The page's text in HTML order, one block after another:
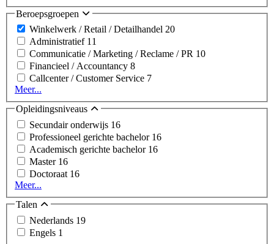
Beroepsgroepen
Winkelwerk / Retail / Detailhandel 20
Administratief 11
Communicatie / Marketing / Reclame / PR 10
Financieel / Accountancy 8
Callcenter / Customer Service 7
Meer...
Opleidingsniveaus
Secundair onderwijs 16
Professioneel gerichte bachelor 16
Academisch gerichte bachelor 16
Master 16
Doctoraat 16
Meer...
Talen
Nederlands 19
Engels 1